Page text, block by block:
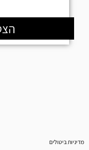
מדיניות ביטולים